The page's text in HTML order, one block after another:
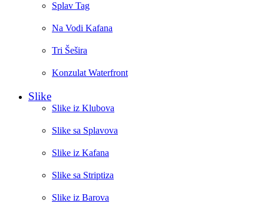
Splav Tag
Na Vodi Kafana
Tri Šešira
Konzulat Waterfront
Slike
Slike iz Klubova
Slike sa Splavova
Slike iz Kafana
Slike sa Striptiza
Slike iz Barova